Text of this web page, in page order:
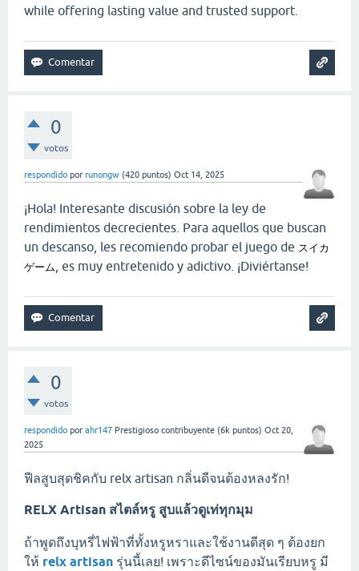
while offering lasting value and trusted support.
0
votos
respondido por runongw (420 puntos) Oct 14, 2025
¡Hola! Interesante discusión sobre la ley de
rendimientos decrecientes. Para aquellos que buscan
un descanso, les recomiendo probar el juego de スイカ
ゲーム , es muy entretenido y adictivo. ¡Diviértanse!
0
votos
respondido por ahr147 Prestigioso contribuyente (6k puntos) Oct 20,
2025
ฟีลสูบสุดชิคกับ relx artisan กลิ่นดีจนต้องหลงรัก!
RELX Artisan สไตล์หรู สูบแล้วดูเท่ทุกมุม
ถ้าพูดถึงบุหรี่ไฟฟ้าที่ทั้งหรูหราและใช้งานดีสุด ๆ ต้องยก
ให้ relx artisan รุ่นนี้เลย! เพราะดีไซน์ของมันเรียบหรู มี